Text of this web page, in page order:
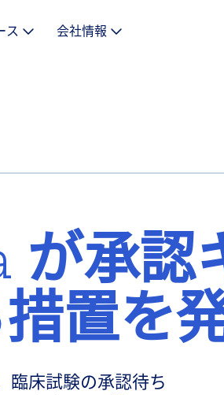
ス 会社情報
が承認
置を
臨床試験の承認待ち